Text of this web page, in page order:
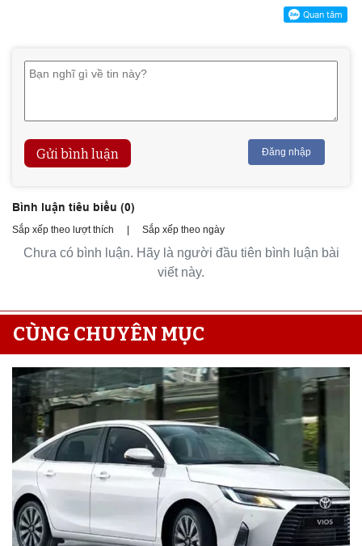
Gửi bình luận Đăng nhập
Bình luận tiêu biểu (0)
Sắp xếp theo lượt thích Sắp xếp theo ngày
Chưa có bình luận. Hãy là người đầu tiên bình luận bài
viết này.
CÙNG CHUYÊN MỤC